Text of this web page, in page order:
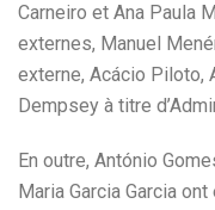
Carneiro et Ana Paula
externes, Manuel
externe, Acácio Piloto,
Dempsey à titre
En outre, António
Maria Garcia Garcia